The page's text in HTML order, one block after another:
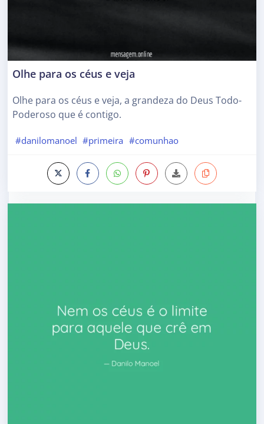
Olhe para os céus e veja
Olhe para os céus e veja, a grandeza do Deus Todo-
Poderoso que é contigo.
#danilomanoel #primeira #comunhao